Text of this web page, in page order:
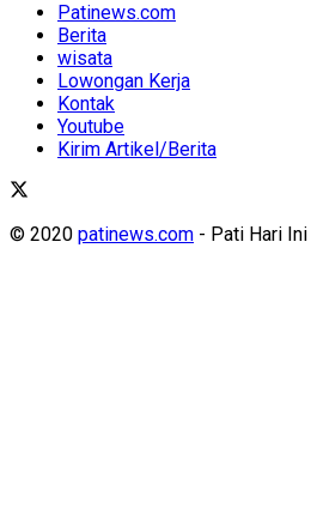
Patinews.com
Berita
wisata
Lowongan Kerja
Kontak
Youtube
Kirim Artikel/Berita
© 2020 patinews.com - Pati Hari Ini